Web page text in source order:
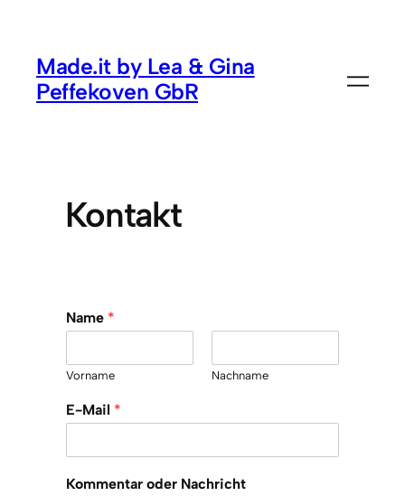
Made.it by Lea & Gina
Peffekoven GbR
Kontakt
Name *
Vorname Nachname
E-Mail *
Kommentar oder Nachricht